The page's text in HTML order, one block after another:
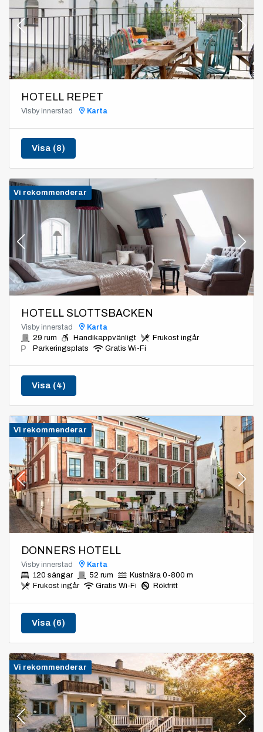
HOTELL REPET
Visby innerstad Karta
Visa (8)
Vi rekommenderar
HOTELL SLOTTSBACKEN
Visby innerstad
Karta
29 rum
Handikappvänligt
Frukost ingår
Parkeringsplats
Gratis Wi-Fi
Visa (4)
Vi rekommenderar
DONNERS HOTELL
Visby innerstad
Karta
120 sängar
52 rum
Kustnära 0-800 m
Frukost ingår
Gratis Wi-Fi Rökfritt
Visa (6)
Vi rekommenderar